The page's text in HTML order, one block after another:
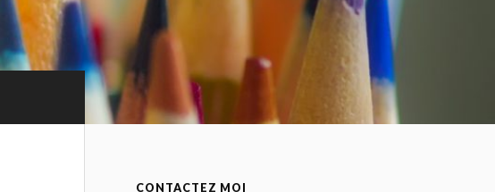
CONTACTEZ MOI